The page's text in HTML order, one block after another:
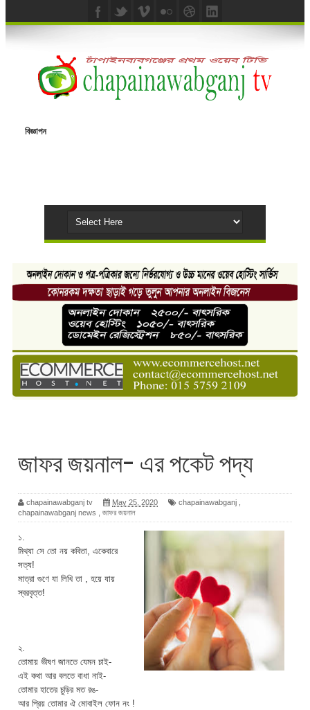
বিজ্ঞাপন
জাফর জয়নাল- এর পকেট পদ্য
chapainawabganj tv May 25, 2020 chapainawabganj
chapainawabganj news
জাফর জয়নাল
১.
মিথ্যা সে তো নয় কবিতা, একেবারে
সত্য!
মাত্রা গুণে যা লিখি তা , হয়ে যায়
স্বরবৃত্ত!
২.
তোমায় ভীষণ জানতে যেমন চাই-
এই কথা আর বলতে বাধা নাই-
তোমার হাতের চুড়ির মত রঙ-
আর প্রিয় তোমার ঐ মোবাইল ফোন নং !